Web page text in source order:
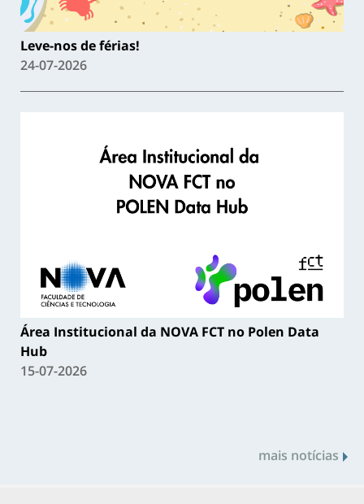
Leve-nos de férias!
24-07-2026
Área Institucional da NOVA FCT no Polen Data
Hub
15-07-2026
mais notícias